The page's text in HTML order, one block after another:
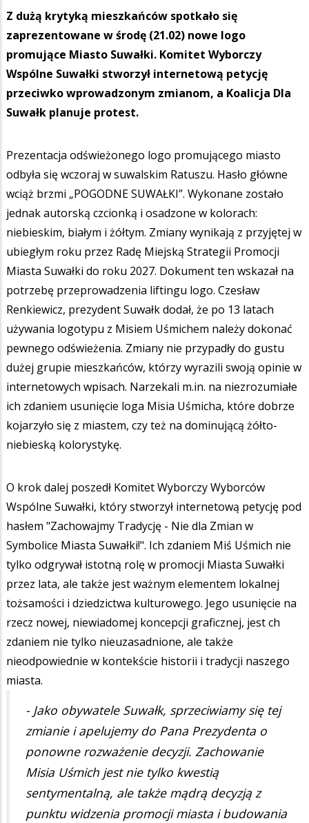
Z dużą krytyką mieszkańców spotkało się
zaprezentowane w środę (21.02) nowe logo
promujące Miasto Suwałki. Komitet Wyborczy
Wspólne Suwałki stworzył internetową petycję
przeciwko wprowadzonym zmianom, a Koalicja Dla
Suwałk planuje protest.
Prezentacja odświeżonego logo promującego miasto
odbyła się wczoraj w suwalskim Ratuszu. Hasło główne
wciąż brzmi „POGODNE SUWAŁKI”. Wykonane zostało
jednak autorską czcionką i osadzone w kolorach:
niebieskim, białym i żółtym. Zmiany wynikają z przyjętej w
ubiegłym roku przez Radę Miejską Strategii Promocji
Miasta Suwałki do roku 2027. Dokument ten wskazał na
potrzebę przeprowadzenia liftingu logo. Czesław
Renkiewicz, prezydent Suwałk dodał, że po 13 latach
używania logotypu z Misiem Uśmichem należy dokonać
pewnego odświeżenia. Zmiany nie przypadły do gustu
dużej grupie mieszkańców, którzy wyrazili swoją opinie w
internetowych wpisach. Narzekali m.in. na niezrozumiałe
ich zdaniem usunięcie loga Misia Uśmicha, które dobrze
kojarzyło się z miastem, czy też na dominującą żółto-
niebieską kolorystykę.
O krok dalej poszedł Komitet Wyborczy Wyborców
Wspólne Suwałki, który stworzył internetową petycję pod
hasłem "Zachowajmy Tradycję - Nie dla Zmian w
Symbolice Miasta Suwałki!". Ich zdaniem Miś Uśmich nie
tylko odgrywał istotną rolę w promocji Miasta Suwałki
przez lata, ale także jest ważnym elementem lokalnej
tożsamości i dziedzictwa kulturowego. Jego usunięcie na
rzecz nowej, niewiadomej koncepcji graficznej, jest ch
zdaniem nie tylko nieuzasadnione, ale także
nieodpowiednie w kontekście historii i tradycji naszego
miasta.
- Jako obywatele Suwałk, sprzeciwiamy się tej
zmianie i apelujemy do Pana Prezydenta o
ponowne rozważenie decyzji. Zachowanie
Misia Uśmich jest nie tylko kwestią
sentymentalną, ale także mądrą decyzją z
punktu widzenia promocji miasta i budowania